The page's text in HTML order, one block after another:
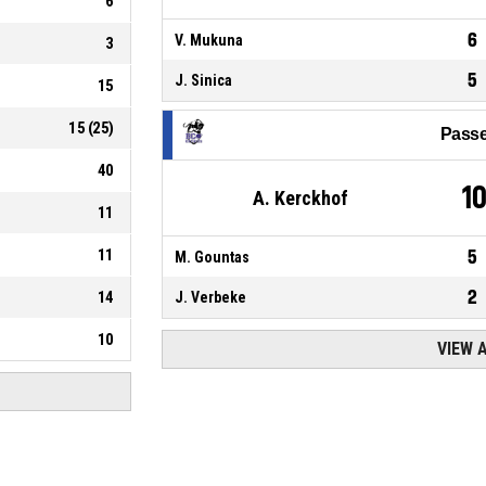
3
15
15 (25)
40
11
11
14
10
V. Mukuna 6
J. Sinica 5
A. Kerckhof
M. Gountas 5
J. Verbeke 2
VIEW